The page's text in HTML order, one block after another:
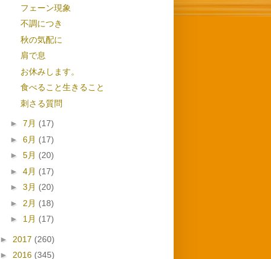
フェーン現象
不調につき
秋の気配に
肩で息
お休みします。
食べること生きること
刺さる質問
► 7月 (17)
► 6月 (17)
► 5月 (20)
► 4月 (17)
► 3月 (20)
► 2月 (18)
► 1月 (17)
► 2017 (260)
► 2016 (345)